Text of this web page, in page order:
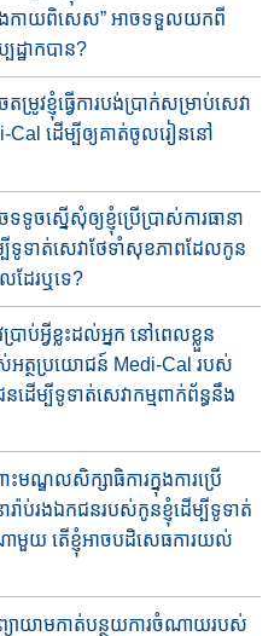
ងកាយពិសេស​” អាច​ទទួលយក​ពី​
ដ្ឋាក​​បាន?
វ​ខ្ញុំធ្វើការបង់ប្រាក់សម្រាប់​សេវា
Cal ដើម្បី​ឲ្យគាត់​ចូលរៀន​នៅ
ចស្នើសុំ​ឲ្យ​ខ្ញុំ​ប្រើប្រាស់​ការ​ធានា
ទូទាត់សេវាថែទាំសុខភាព​ដែល​កូន​
ដែរឬទេ​?
ាប់អ្វីខ្លះ​ដល់អ្នក​ នៅពេល​ខ្លួន​​​
ស់​អត្ថប្រយោជន៍​ Medi-Cal របស់​
ដើម្បី​ទូទាត់​សេវាកម្ម​ពាក់ព័ន្ធ​​នឹង
ណ្ឌលសិក្សាធិការ​ក្នុងការប្រើ
រ៉ាប់រងឯកជន​របស់កូនខ្ញុំដើម្បីទូ​ទាត់​​​
ាមួយ​ តើ​ខ្ញុំអាច​បដិសេធការ​យល់
យាយាម​កាត់បន្ថយ​ការចំណាយរបស់